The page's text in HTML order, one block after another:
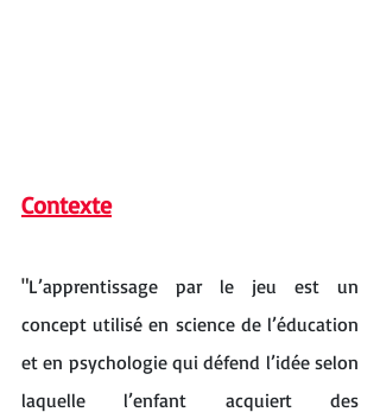
Contexte
"L’apprentissage par le jeu est un
concept utilisé en science de l’éducation
et en psychologie qui défend l’idée selon
laquelle l’enfant acquiert des